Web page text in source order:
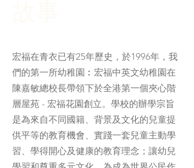
宏福在青衣已有25年歷史，於1996年，我
們的第一所幼稚園︰宏福中英文幼稚園在
陳嘉敏總校長帶領下於全港第一個夾心階
層屋苑 - 宏福花園創立。學校的辦學宗旨
是為來自不同國籍、背景及文化的兒童提
供平等的教育機會、實踐一套兒童主動學
習、學得開心及健康的教育理念；讓幼兒